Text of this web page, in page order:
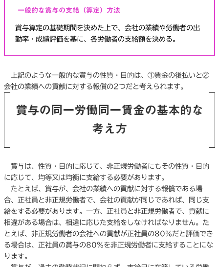
一般的な賞与の支給（算定）方法
賞与算定の基礎期間を決めた上で、会社の業績や労働者の出
勤率・成績評価を基に、各労働者の支給額を決める。
上記のような一般的な賞与の性質・目的は、①賃金の後払いと②
会社の業績への貢献に対する報償の2つだと考えられます。
賞与の同一労働同一賃金の基本的な
考え方
賞与は、性質・目的に応じて、非正規労働者にもその性質・目的
に応じて、均等又は均衡に支給する必要があります。
たとえば、賞与が、会社の業績への貢献に対する報償である場
合、正社員と非正規労働者で、会社の貢献が同じであれば、同じ支
給をする必要があります。一方、正社員と非正規労働者で、貢献に
相違がある場合は、相違に応じた支給をしなければなりません。た
とえば、非正規労働者の会社への貢献が正社員の80%だと評価でき
る場合は、正社員の賞与の80%を非正規労働者に支給することにな
ります。